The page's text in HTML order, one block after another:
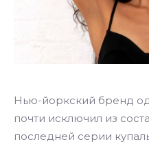
Нью-йоркский бренд
почти исключил из
последней серии